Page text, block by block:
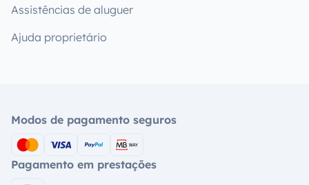
Assistências de aluguer
Ajuda proprietário
Modos de pagamento seguros
Pagamento em prestações